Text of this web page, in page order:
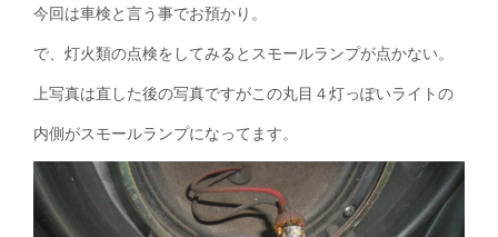
今回は車検と言う事でお預かり。
で、灯火類の点検をしてみるとスモールランプが点かない。
上写真は直した後の写真ですがこの丸目４灯っぽいライトの
内側がスモールランプになってます。